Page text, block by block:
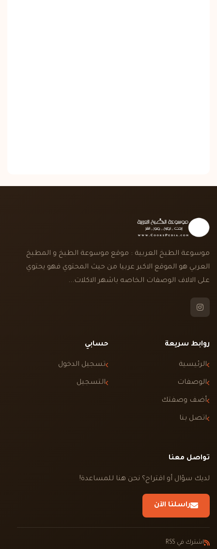
موسوعة الطبخ العربية : موقع موسوعة الطبخ و المطبخ
العربي هو الموقع الاكبر عربيا من حيث المحتوي فهو يحتوي
على الالاف الوصفات الخاصه باشهر الاكلات...
روابط سريعة
الرئيسية
الوصفات
أضف وصفتك
اتصل بنا
حسابي
تسجيل الدخول
التسجيل
تواصل معنا
لديك سؤال أو اقتراح؟ نحن هنا للمساعدة!
راسلنا الآن
اشترك في RSS